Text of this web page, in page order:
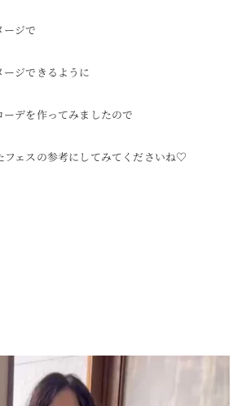
ージで
ージできるように
デを作ってみましたので
フェスの参考にしてみてくださいね♡